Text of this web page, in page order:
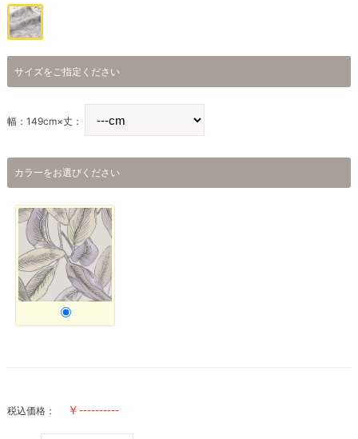
サイズをご指定ください
幅：149cm×丈：
カラーをお選びください
税込価格：